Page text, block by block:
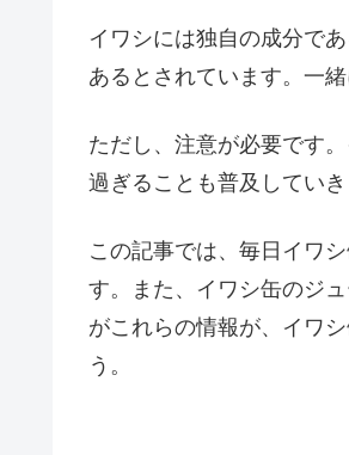
イワシには独自の成分で
あるとされています。一
ただし、注意が必要です
過ぎることも普及してい
この記事では、毎日イワ
す。また、イワシ缶のジ
がこれらの情報が、イワ
う。